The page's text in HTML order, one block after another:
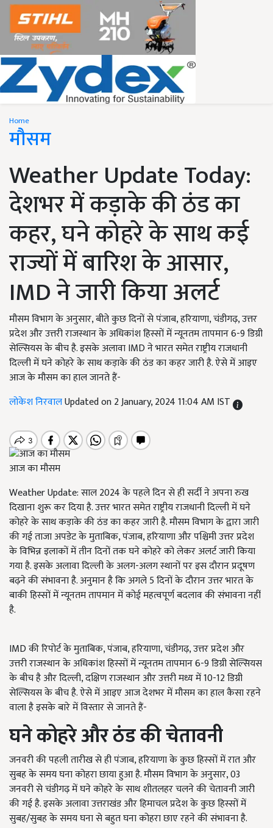
Home
मौसम
Weather Update Today:
देशभर में कड़ाके की ठंड का
कहर, घने कोहरे के साथ कई
राज्यों में बारिश के आसार,
IMD ने जारी किया अलर्ट
मौसम विभाग के अनुसार, बीते कुछ दिनों से पंजाब, हरियाणा, चंडीगढ़, उत्तर
प्रदेश और उत्तरी राजस्थान के अधिकांश हिस्सों में न्यूनतम तापमान 6-9 डिग्री
सेल्सियस के बीच है. इसके अलावा IMD ने भारत समेत राष्ट्रीय राजधानी
दिल्ली में घने कोहरे के साथ कड़ाके की ठंड का कहर जारी है. ऐसे में आइए
आज के मौसम का हाल जानते हैं-
लोकेश निरवालUpdated on 2 January, 2024 11:04 AM IST
आज का मौसम
Weather Update: साल 2024 के पहले दिन से ही सर्दी ने अपना रुख
दिखाना शुरू कर दिया है. उत्तर भारत समेत राष्ट्रीय राजधानी दिल्ली में घने
कोहरे के साथ कड़ाके की ठंड का कहर जारी है. मौसम विभाग के द्वारा जारी
की गई ताजा अपडेट के मुताबिक, पंजाब, हरियाणा और पश्चिमी उत्तर प्रदेश
के विभिन्न इलाकों में तीन दिनों तक घने कोहरे को लेकर अलर्ट जारी किया
गया है. इसके अलावा दिल्ली के अलग-अलग स्थानों पर इस दौरान प्रदूषण
बढ़ने की संभावना है. अनुमान है कि अगले 5 दिनों के दौरान उत्तर भारत के
बाकी हिस्सों में न्यूनतम तापमान में कोई महत्वपूर्ण बदलाव की संभावना नहीं
है.
IMD की रिपोर्ट के मुताबिक,पंजाब, हरियाणा, चंडीगढ़, उत्तर प्रदेश और
उत्तरी राजस्थान के अधिकांश हिस्सों में न्यूनतम तापमान 6-9 डिग्री सेल्सियस
के बीच है और दिल्ली, दक्षिण राजस्थान और उत्तरी मध्य में 10-12 डिग्री
सेल्सियस के बीच है. ऐसे में आइए आज देशभर में मौसम का हाल कैसा रहने
वाला है इसके बारे में विस्तार से जानते हैं-
घने कोहरे और ठंड की चेतावनी
जनवरी की पहली तारीख से ही पंजाब,हरियाणा के कुछ हिस्सों में रात और
सुबह के समय घना कोहरा छाया हुआ है. मौसम विभाग के अनुसार, 03
जनवरी से चंडीगढ़ में घने कोहरे के साथ शीतलहर चलने की चेतावनी जारी
की गई है. इसके अलावा उत्तराखंड और हिमाचल प्रदेश के कुछ हिस्सों में
सुबह/सुबह के समय घना से बहुत घना कोहरा छाए रहने की संभावना है.